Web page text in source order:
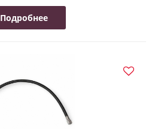
Подробнее